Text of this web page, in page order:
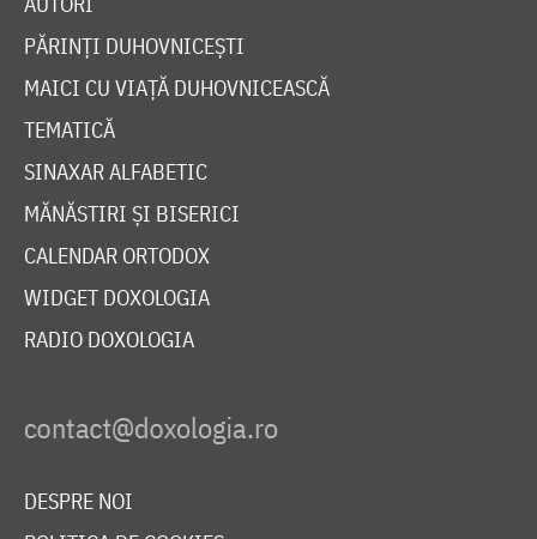
PĂRINȚI DUHOVNICEȘTI
MAICI CU VIAȚĂ DUHOVNICEASCĂ
TEMATICĂ
SINAXAR ALFABETIC
MĂNĂSTIRI ȘI BISERICI
CALENDAR ORTODOX
WIDGET DOXOLOGIA
RADIO DOXOLOGIA
DESPRE NOI